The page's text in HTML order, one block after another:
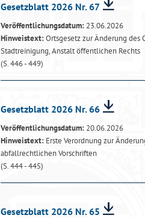
Gesetzblatt 2026 Nr. 67
Veröffentlichungsdatum: 23.06.2026
Hinweistext:Ortsgesetz zur Änderung des
Stadtreinigung, Anstalt öffentlichen Rechts
(S. 446 - 449)
Gesetzblatt 2026 Nr. 66
Veröffentlichungsdatum: 20.06.2026
Hinweistext: Erste Verordnung zur
abfallrechtlichen Vorschriften
(S. 444 - 445)
Gesetzblatt 2026 Nr. 65